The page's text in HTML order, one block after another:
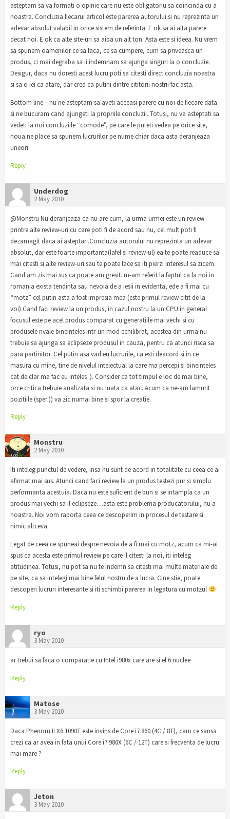
asteptam sa va formati o opinie care nu este obligatoriu sa coincinda cu a
noastra. Concluzia fiecarui articol este parerea autorului si nu reprezinta un
adevar absolut valabil in orice sistem de referinta. E ok sa ai alta parere
decat noi. E ok ca alte site-uri sa aiba un alt ton. Asta este si ideea. Nu vrem
sa spunem oamenilor ce sa faca, ce sa cumpere, cum sa priveasca un
produs, ci mai degraba sa ii indemnam sa ajunga singuri la o concluzie.
Desigur, daca nu doresti acest lucru poti sa citesti direct concluzia noastra
si sa o iei ca atare, dar cred ca putini dintre cititorii nostrii fac asta.
Bottom line – nu ne asteptam sa aveti aceeasi parere cu noi de fiecare data
si ne bucuram cand ajungeti la propriile concluzii. Totusi, nu va asteptati sa
vedeti la noi concluziile “comode”, pe care le puteti vedea pe orice site,
noua ne place sa spunem lucrurilor pe nume chiar daca asta deranjeaza
uneori.
Reply
Underdog
2 May 2010
@Monstru Nu deranjeaza ca nu are cum, la urma urmei este un review
printre alte review-uri cu care poti fi de acord sau nu, cel mult poti fi
dezamagit daca ai asteptari.Concluzia autorului nu reprezinta un adevar
absolut, dar este foarte importanta(lafel si review-ul) ea te poate readuce sa
mai citesti si alte review-uri sau te poate face sa iti pierzi interesul sa zicem.
Cand am zis mai sus ca poate am gresit. m-am referit la faptul ca la noi in
romania exista tendinta sau nevoia de a iesii in evidenta, ede a fi mai cu
“motz” cel putin asta a fost impresia mea (este primul review citit de la
voi).Cand faci review la un produs, in cazul nostru la un CPU in general
focusul este pe acel produs comparat cu generatiile mai vechi si cu
produsele rivale bineinteles intr-un mod echilibrat, acestea din urma nu
trebuie sa ajunga sa eclipseze produsul in cauza, pentru ca atunci risca sa
para partinitor. Cel putin asa vad eu lucrurile, ca esti deacord si in ce
masura cu mine, tine de nivelul intelectual la care ma percepi si bineinteles
cat de clar ma fac eu inteles :). Consider ca tot timpul e loc de mai bine,
orce critica trebuie analizata si nu luata ca atac. Acum ca ne-am lamurit
pozitiile (sper:)) va zic numai bine si spor la creatie.
Reply
Monstru
2 May 2010
Iti inteleg punctul de vedere, insa nu sunt de acord in totalitate cu ceea ce ai
afirmat mai sus. Atunci cand faci review la un produs testezi pur si simplu
performanta acestuia. Daca nu este suficient de bun si se intampla ca un
produs mai vechi sa il eclipseze…asta este problema producatorului, nu a
noastra. Noi vom raporta ceea ce descoperim in procesul de testare si
nimic altceva.
Legat de ceea ce spuneai despre nevoia de a fi mai cu motz, acum ca mi-ai
spus ca acesta este primul review pe care il citesti la noi, iti inteleg
atitudinea. Totusi, nu pot sa nu te indemn sa citesti mai multe materiale de
pe site, ca sa intelegi mai bine felul nostru de a lucra. Cine stie, poate
descoperi lucruri interesante si iti schimbi parerea in legatura cu motzul
Reply
ryo
3 May 2010
ar trebui sa faca o comparatie cu Intel i980x care are si el 6 nuclee
Reply
Matose
3 May 2010
Daca Phenom II X6 1090T este invins de Core i7 860 (4C / 8T), cam ce sansa
crezi ca ar avea in fata unui Core i7 980X (6C / 12T) care si frecventa de lucru
mai mare ?
Reply
Jeton
3 May 2010